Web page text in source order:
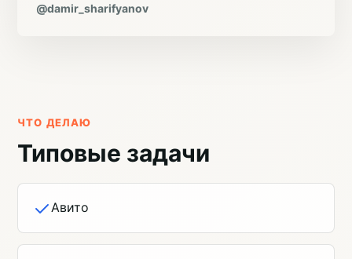
@damir_sharifyanov
ЧТО ДЕЛАЮ
Типовые задачи
Авито